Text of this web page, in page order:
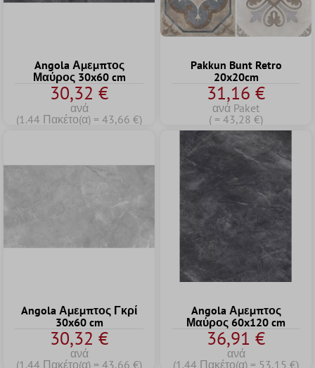
Angola Αμεμπτος
Μαύρος 30x60 cm
30,32 €
ανά
(1.44 Πακέτο(α) = 43,66 €)
Pakkun Bunt Retro
20x20cm
31,16 €
ανά Paket
( = 43,28 €)
Angola Αμεμπτος Γκρί
30x60 cm
30,32 €
ανά
(1.44 Πακέτο(α) = 43,66 €)
Angola Αμεμπτος
Μαύρος 60x120 cm
36,91 €
ανά
(1.44 Πακέτο(α) = 53,15 €)